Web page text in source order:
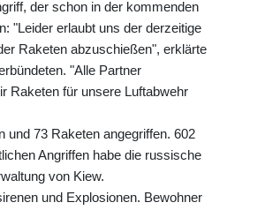
der schon in der kommenden
"Leider erlaubt uns der derzeitige
Raketen abzuschießen", erklärte
"Alle Partner
Raketen für unsere Luftabwehr
und 73 Raketen angegriffen. 602
Angriffen habe die russische
von Kiew.
und Explosionen. Bewohner